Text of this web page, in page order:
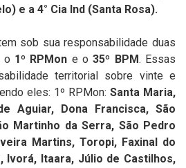
e a 4° Cia Ind (Santa Rosa).
sob sua responsabilidade duas
o 1º RPMon e o35º BPM. Essas
territorial sobre vinte e
eles: 1º RPMon: Santa Maria,
Aguiar, Dona Francisca, São
Martinho da Serra, São Pedro
Martins, Toropi, Faxinal do
Ivorá, Itaara, Júlio de Castilhos,